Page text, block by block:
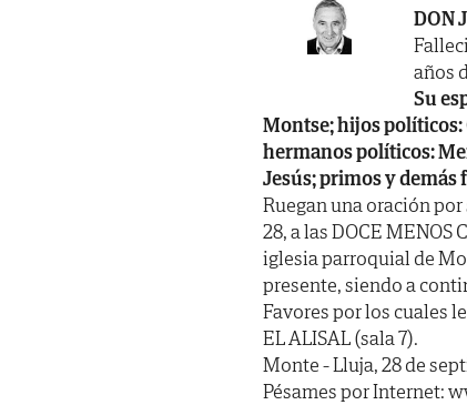
DON
años
Su
Montse; hijos
hermanos políticos:
Jesús; primos y demás
Ruegan una oración por
28, a las DOCE
iglesia parroquial de
presente, siendo a
Favores por los cuales
EL ALISAL (sala 7).
Monte - Lluja, 28 de
Pésames por Internet: